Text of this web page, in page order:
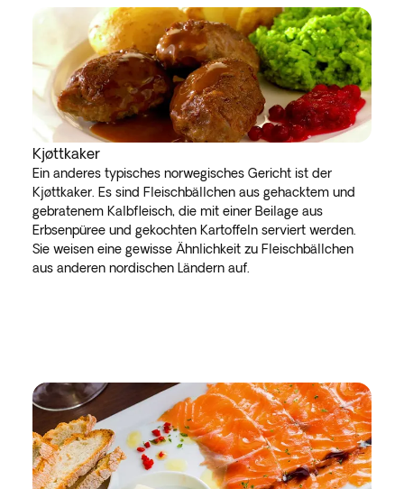
Kjøttkaker
Ein anderes typisches norwegisches Gericht ist der
Kjøttkaker. Es sind Fleischbällchen aus gehacktem und
gebratenem Kalbfleisch, die mit einer Beilage aus
Erbsenpüree und gekochten Kartoffeln serviert werden.
Sie weisen eine gewisse Ähnlichkeit zu Fleischbällchen
aus anderen nordischen Ländern auf.